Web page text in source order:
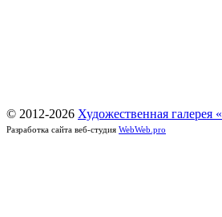
© 2012-2026 Художественная галерея
Разработка сайта веб-студия WebWeb.pro